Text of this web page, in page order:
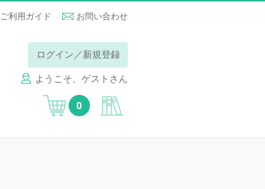
ご利用ガイド お問い合わせ
ログイン／新規登録
ようこそ、ゲストさん
0